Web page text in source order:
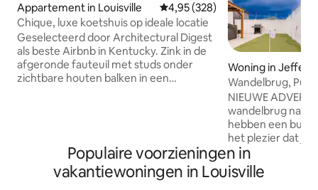
Appartement in Louisville Gemiddelde beoordeling van
4,95 (328)
Chique, luxe koetshuis op ideale locatie
Geselecteerd door Architectural Digest
als beste Airbnb in Kentucky. Zink in de
afgeronde fauteuil met studs onder
zichtbare houten balken in een
met schuiframen en een schuifdeur. Dit
volledig ingerichte appartement is
perfect voor een weekendje weg of
Woning in
Wandelbrug, Putt
NIEUWE ADVERTENTIE:
wandelbrug naar
hebben een
het plezier dat je
één huis. Op een
restaurants,
loopbrug naar
Populaire voorzieningen in
vakantiewoningen in Louisville